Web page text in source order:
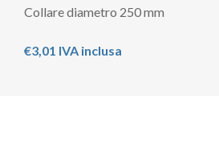
Collare diametro 250 mm
€3,01 IVA inclusa